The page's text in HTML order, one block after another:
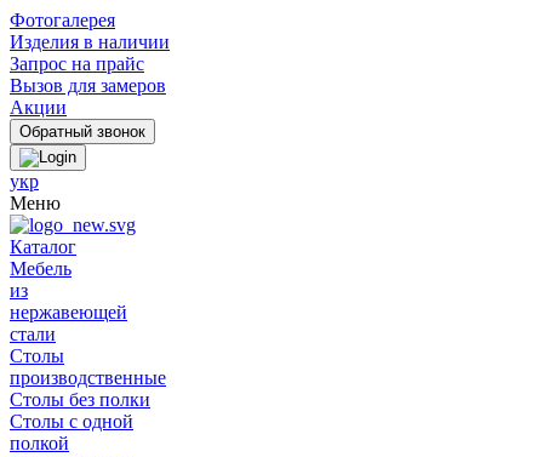
Фотогалерея
Изделия в наличии
Запрос на прайс
Вызов для замеров
Акции
укр
Меню
Каталог
Мебель
из
нержавеющей
стали
Столы
производственные
Столы без полки
Столы с одной
полкой